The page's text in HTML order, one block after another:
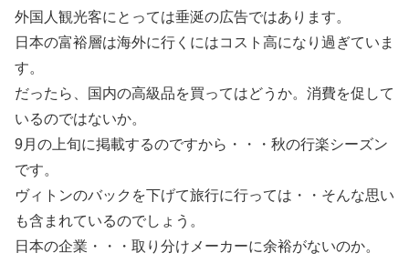
外国人観光客にとっては垂涎の広告ではあります。
日本の富裕層は海外に行くにはコスト高になり過ぎていま
す。
だったら、国内の高級品を買ってはどうか。消費を促して
いるのではないか。
9月の上旬に掲載するのですから・・・秋の行楽シーズン
です。
ヴィトンのバックを下げて旅行に行っては・・そんな思い
も含まれているのでしょう。
日本の企業・・・取り分けメーカーに余裕がないのか。